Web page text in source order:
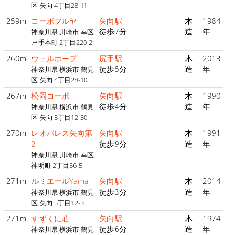
区 矢向 4丁目28-11
259m コーポフルヤ
神奈川県 川崎市 幸区
戸手本町 2丁目220-2
矢向駅
徒歩7分
木
造
1984
年
260m ウェルホープ
神奈川県 横浜市 鶴見
区 矢向 4丁目28-10
尻手駅
徒歩5分
木
造
2013
年
267m 松岡コーポ
神奈川県 横浜市 鶴見
区 矢向 5丁目12-30
矢向駅
徒歩4分
木
造
1990
年
270m
レオパレス矢向第
2
神奈川県 川崎市 幸区
神明町 2丁目56-5
矢向駅
徒歩9分
木
造
1991
年
271m ルミエールYama
神奈川県 横浜市 鶴見
区 矢向 5丁目12-3
矢向駅
徒歩3分
木
造
2014
年
271m すずくに荘
神奈川県 横浜市 鶴見
矢向駅
徒歩6分
木
造
1974
年